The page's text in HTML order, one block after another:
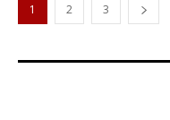
1 2 3